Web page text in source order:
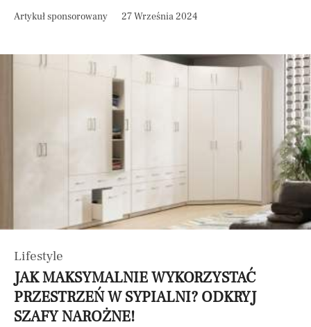
Artykuł sponsorowany 27 Września 2024
Lifestyle
JAK MAKSYMALNIE WYKORZYSTAĆ
PRZESTRZEŃ W SYPIALNI? ODKRYJ
SZAFY NAROŻNE!